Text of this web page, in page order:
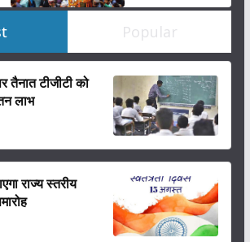
Popular
टीजीटी को
लाभ
राज्य स्तरीय